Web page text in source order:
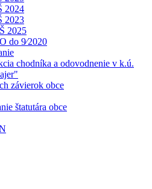
2024
2023
2025
do 9⁄2020
chodníka a odovodnenie v k.ú.
závierok obce
štatutára obce